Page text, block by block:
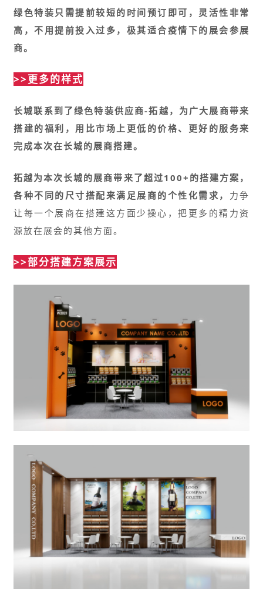
绿色特装只需提前较短的时间预订即可，灵活性非常
高，不用提前投入过多，极其适合疫情下的展会参展
商。
>>更多的样式
长城联系到了绿色特装供应商-拓越，为广大展商带来
搭建的福利，用比市场上更低的价格、更好的服务来
完成本次在长城的展商搭建。
拓越为本次长城的展商带来了超过100+的搭建方案，
各种不同的尺寸搭配来满足展商的个性化需求， 力争
让每一个展商在搭建这方面少操心，把更多的精力资
源放在展会的其他方面。
>>部分搭建方案展示